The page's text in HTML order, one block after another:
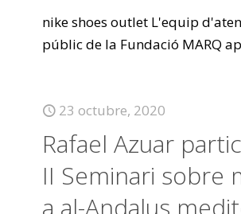
nike shoes outlet L'equip
públic de la Fundació MARQ
23 octubre, 2020
Rafael Azuar
II Seminari sobre
a al-Andalus